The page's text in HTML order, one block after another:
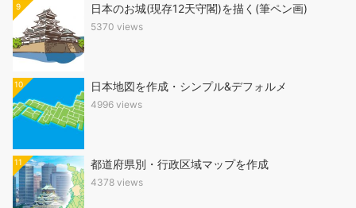
9 日本のお城(現存12天守閣)を描く(筆ペン画)
5370 views
10 日本地図を作成・シンプル&デフォルメ
4996 views
11 都道府県別・行政区域マップを作成
4378 views